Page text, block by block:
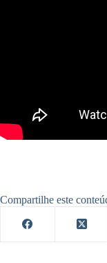
Compartilhe este